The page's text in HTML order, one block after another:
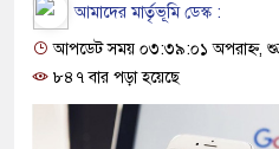
আমাদের মার্তৃভূমি ডেস্ক :
আপডেট সময় ০৩:৩৯:০১ অপরাহ্ন,
৮৪৭ বার পড়া হয়েছে